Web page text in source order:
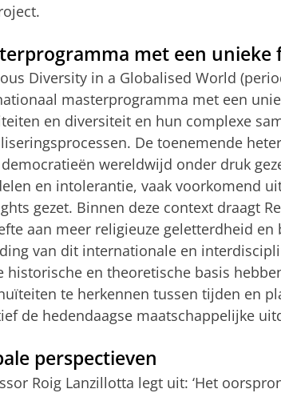
met een unieke
Diversity in a Globalised World
masterprogramma met een
en diversiteit en hun complexe
De toenemende
wereldwijd onder druk
en intolerantie, vaak voorkomend
gezet. Binnen deze context draagt
aan meer religieuze geletterdheid en
van dit internationale en
historische en theoretische basis
te herkennen tussen tijden en
de hedendaagse maatschappelijke
perspectieven
Roig Lanzillotta legt uit: ‘Het